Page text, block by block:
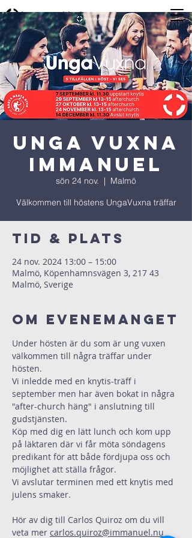
UNGA VUXNA
Immanuel
sön 24 nov.
  |
Malmö
Välkommen till höstens UngaVuxna träffar
Tid & Plats
24 nov. 2024 13:00 – 15:00
Malmö, Köpenhamnsvägen 3, 217 43
Malmö, Sverige
Om evenemanget
Under hösten är du som är ung vuxen
välkommen till några träffar under
hösten.
Vi inledde med en knytis-träff i
september men har även bokat in några
"after-church häng" i anslutning till
gudstjänsten.
Köp med dig en lätt lunch och kom upp
på läktaren där vi får möta söndagens
predikant för att både fördjupa oss och
möjlighet att ställa frågor.
Vi avslutar terminen med ett knytis med
julens smaker.
Hör av dig till Carlos Quiroz om du vill
veta mer carlos.quiroz@immanuel.nu